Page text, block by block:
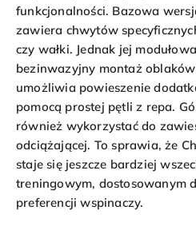
funkcjonalności. Bazowa
zawiera chwytów
czy wałki. Jednak jej
bezinwazyjny montaż oblaków
umożliwia powieszenie
pomocą prostej pętli z repa.
również wykorzystać do
odciążającej. To sprawia, że
staje się jeszcze bardziej
treningowym, dostosowanym
preferencji wspinaczy.